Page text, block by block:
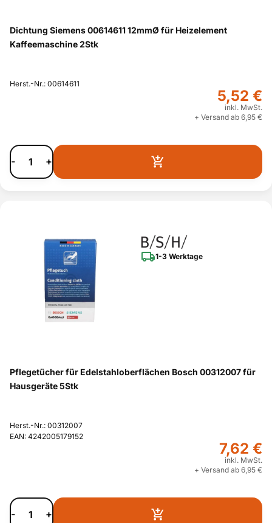
Dichtung Siemens 00614611 12mmØ für Heizelement
Kaffeemaschine 2Stk
Herst.-Nr.: 00614611
5,52 €
inkl. MwSt.
+ Versand ab 6,95 €
- +
1-3 Werktage
Pflegetücher für Edelstahloberflächen Bosch 00312007 für
Hausgeräte 5Stk
Herst.-Nr.: 00312007
EAN: 4242005179152
7,62 €
inkl. MwSt.
+ Versand ab 6,95 €
- +